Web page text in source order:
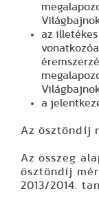
az illetékes
a
Az ösztöndíj
Az összeg
ösztöndíj
2013/2014.